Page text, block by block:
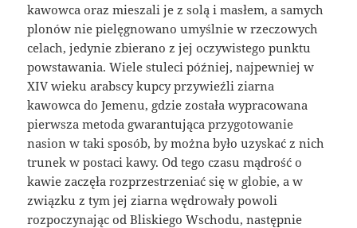
kawowca oraz mieszali je z solą i masłem, a samych
plonów nie pielęgnowano umyślnie w rzeczowych
celach, jedynie zbierano z jej oczywistego punktu
powstawania. Wiele stuleci później, najpewniej w
XIV wieku arabscy kupcy przywieźli ziarna
kawowca do Jemenu, gdzie została wypracowana
pierwsza metoda gwarantująca przygotowanie
nasion w taki sposób, by można było uzyskać z nich
trunek w postaci kawy. Od tego czasu mądrość o
kawie zaczęła rozprzestrzeniać się w globie, a w
związku z tym jej ziarna wędrowały powoli
rozpoczynając od Bliskiego Wschodu, następnie